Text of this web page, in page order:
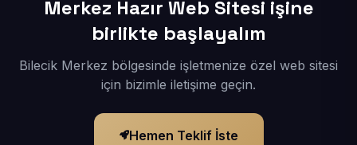
Merkez Hazır Web Sitesi işine
birlikte başlayalım
Bilecik Merkez bölgesinde işletmenize özel web sitesi
için bizimle iletişime geçin.
Hemen Teklif İste